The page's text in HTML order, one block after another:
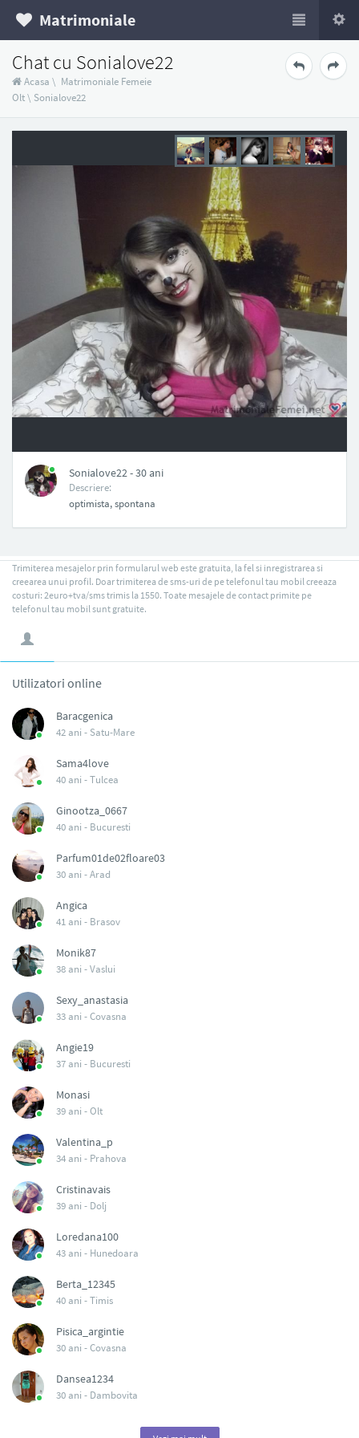
Matrimoniale
Chat cu Sonialove22
Acasa \ Matrimoniale Femeie
Olt\ Sonialove22
Sonialove22 - 30 ani
Descriere:
optimista, spontana
Trimiterea mesajelor prin formularul web este gratuita, la fel si inregistrarea si
creearea unui profil. Doar trimiterea de sms-uri de pe telefonul tau mobil creeaza
costuri: 2euro+tva/sms trimis la 1550. Toate mesajele de contact primite pe
telefonul tau mobil sunt gratuite.
Utilizatori online
Baracgenica
42 ani - Satu-Mare
Sama4love
40 ani -Tulcea
Ginootza_0667
40 ani - Bucuresti
Parfum01de02floare03
30 ani -Arad
Angica
41 ani - Brasov
Monik87
38 ani -Vaslui
Sexy_anastasia
33 ani -Covasna
Angie19
37 ani - Bucuresti
Monasi
39 ani -Olt
Valentina_p
34 ani - Prahova
Cristinavais
39 ani - Dolj
Loredana100
43 ani - Hunedoara
Berta_12345
40 ani -Timis
Pisica_argintie
30 ani -Covasna
Dansea1234
30 ani - Dambovita